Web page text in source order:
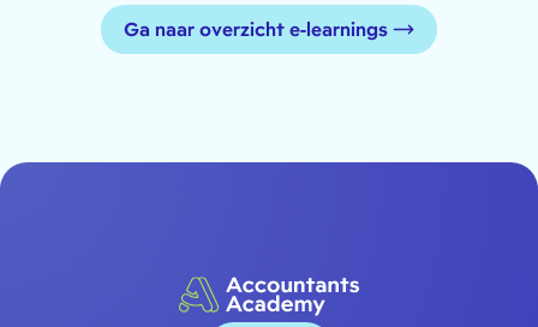
Ga naar overzicht e-learnings